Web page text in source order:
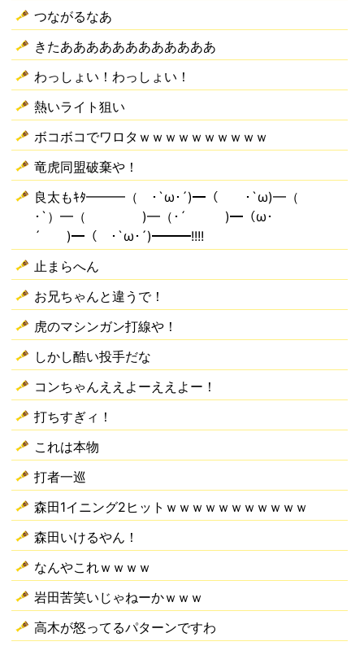
つながるなあ
きたああああああああああああ
わっしょい！わっしょい！
熱いライト狙い
ボコボコでワロタｗｗｗｗｗｗｗｗｗｗ
竜虎同盟破棄や！
良太もｷﾀ━━━（ ･`ω･´)━（ ･`ω)━（
･`）━（ )━（･´ )━（ω･
´ )━（ ･`ω･´)━━━!!!!
止まらへん
お兄ちゃんと違うで！
虎のマシンガン打線や！
しかし酷い投手だな
コンちゃんええよーええよー！
打ちすぎィ！
これは本物
打者一巡
森田1イニング2ヒットｗｗｗｗｗｗｗｗｗｗｗ
森田いけるやん！
なんやこれｗｗｗｗ
岩田苦笑いじゃねーかｗｗｗ
高木が怒ってるパターンですわ